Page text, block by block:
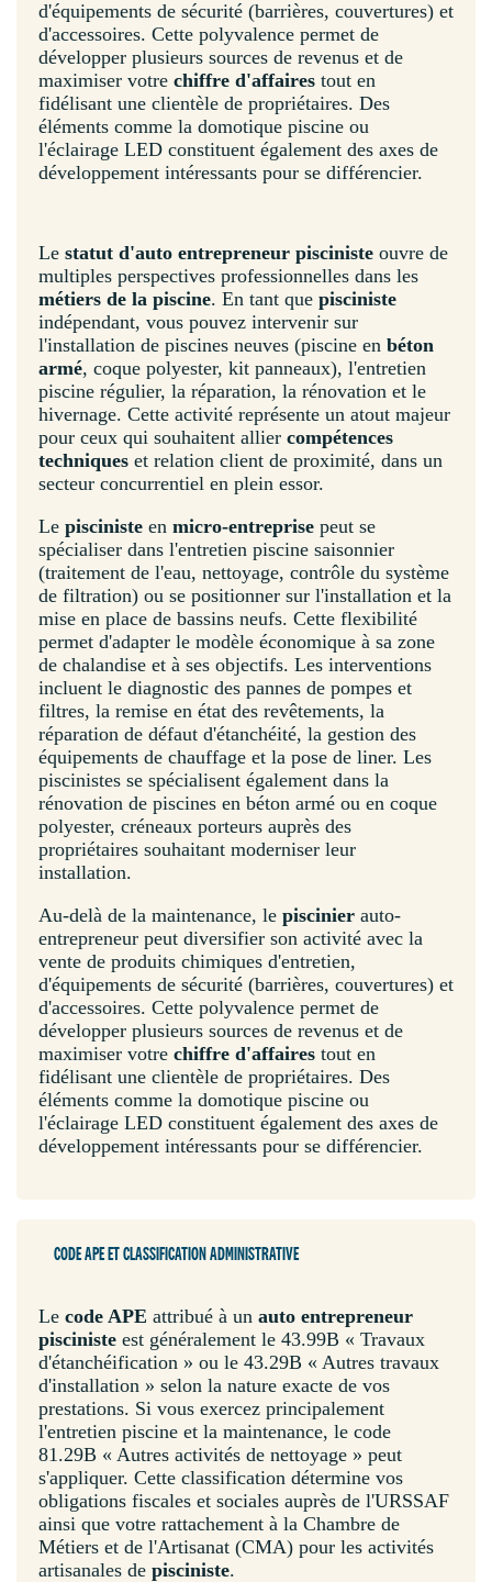
d'équipements de sécurité (barrières, couvertures) et
d'accessoires. Cette polyvalence permet de
développer plusieurs sources de revenus et de
maximiser votre chiffre d'affaires tout en
fidélisant une clientèle de propriétaires. Des
éléments comme la domotique piscine ou
l'éclairage LED constituent également des axes de
développement intéressants pour se différencier.
Le statut d'auto entrepreneur pisciniste ouvre de
multiples perspectives professionnelles dans les
métiers de la piscine. En tant que pisciniste
indépendant, vous pouvez intervenir sur
l'installation de piscines neuves (piscine en béton
armé, coque polyester, kit panneaux), l'entretien
piscine régulier, la réparation, la rénovation et le
hivernage. Cette activité représente un atout majeur
pour ceux qui souhaitent allier compétences
techniques et relation client de proximité, dans un
secteur concurrentiel en plein essor.
Le pisciniste en micro-entreprise peut se
spécialiser dans l'entretien piscine saisonnier
(traitement de l'eau, nettoyage, contrôle du système
de filtration) ou se positionner sur l'installation et la
mise en place de bassins neufs. Cette flexibilité
permet d'adapter le modèle économique à sa zone
de chalandise et à ses objectifs. Les interventions
incluent le diagnostic des pannes de pompes et
filtres, la remise en état des revêtements, la
réparation de défaut d'étanchéité, la gestion des
équipements de chauffage et la pose de liner. Les
piscinistes se spécialisent également dans la
rénovation de piscines en béton armé ou en coque
polyester, créneaux porteurs auprès des
propriétaires souhaitant moderniser leur
installation.
Au-delà de la maintenance, le piscinier auto-
entrepreneur peut diversifier son activité avec la
vente de produits chimiques d'entretien,
d'équipements de sécurité (barrières, couvertures) et
d'accessoires. Cette polyvalence permet de
développer plusieurs sources de revenus et de
maximiser votre chiffre d'affaires tout en
fidélisant une clientèle de propriétaires. Des
éléments comme la domotique piscine ou
l'éclairage LED constituent également des axes de
développement intéressants pour se différencier.
CODE APE ET CLASSIFICATION ADMINISTRATIVE
Le code APE attribué à un auto entrepreneur
pisciniste est généralement le 43.99B « Travaux
d'étanchéification » ou le 43.29B « Autres travaux
d'installation » selon la nature exacte de vos
prestations. Si vous exercez principalement
l'entretien piscine et la maintenance, le code
81.29B « Autres activités de nettoyage » peut
s'appliquer. Cette classification détermine vos
obligations fiscales et sociales auprès de l'URSSAF
ainsi que votre rattachement à la Chambre de
Métiers et de l'Artisanat (CMA) pour les activités
artisanales de pisciniste.